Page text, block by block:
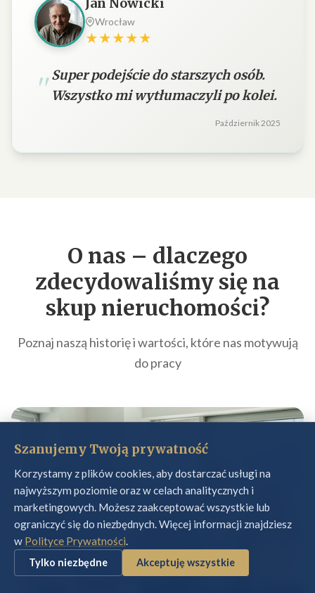
Wrocław
★★★★★
Super podejście do starszych osób.
Wszystko mi wytłumaczyli po kolei.
Październik 2025
O nas – dlaczego
zdecydowaliśmy się na
skup nieruchomości?
Poznaj naszą historię i wartości, które nas motywują
do pracy
Szanujemy Twoją prywatność
Korzystamy z plików cookies, aby dostarczać usługi na
najwyższym poziomie oraz w celach analitycznych i
marketingowych. Możesz zaakceptować wszystkie lub
ograniczyć się do niezbędnych. Więcej informacji znajdziesz
w Polityce Prywatności.
Tylko niezbędne Akceptuję wszystkie